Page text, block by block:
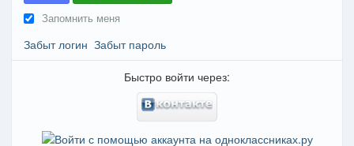
Запомнить меня
Забыт логин Забыт пароль
Быстро войти через: